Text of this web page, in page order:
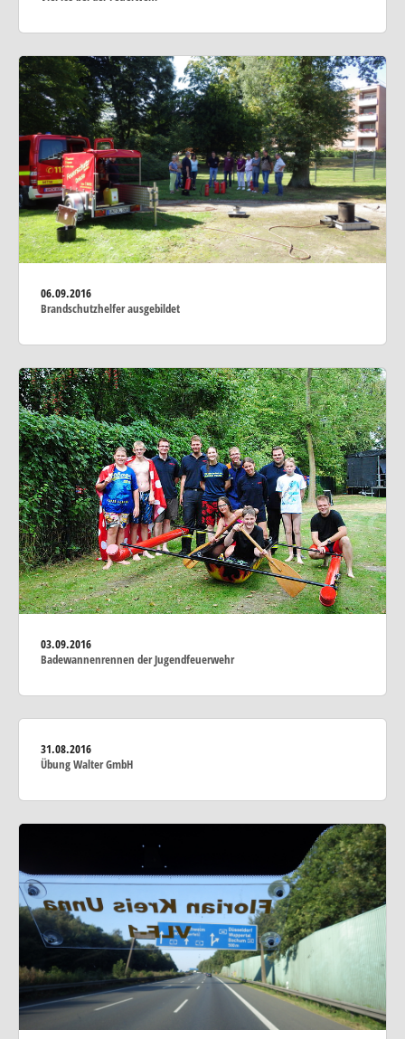
06.09.2016
Brandschutzhelfer ausgebildet
03.09.2016
Badewannenrennen der Jugendfeuerwehr
31.08.2016
Übung Walter GmbH